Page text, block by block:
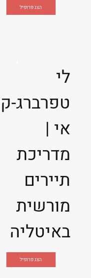
הצג פרופיל
לי
טפרברג-
אי |
מדריכת
תיירים
מורשית
באיטליה
הצג פרופיל